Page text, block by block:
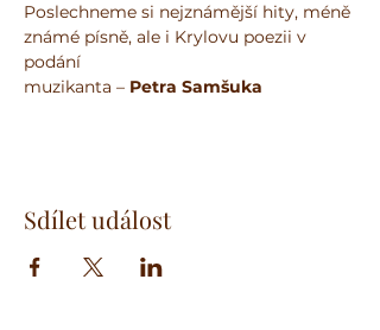
Poslechneme si nejznámější hity, méně
známé písně, ale i Krylovu poezii v
podání
muzikanta – Petra Samšuka
Sdílet událost